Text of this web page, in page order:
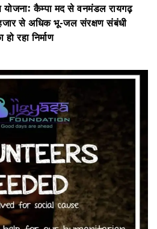
योजना: कैम्पा मद से वनमंडल रायगढ़
से अधिक भू-जल संरक्षण संबंधी
रहा निर्माण